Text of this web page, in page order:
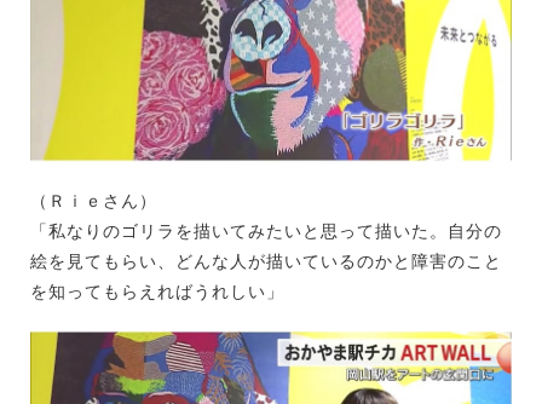
（Ｒｉｅさん）
「私なりのゴリラを描いてみたいと思って描いた。自分の
絵を見てもらい、どんな人が描いているのかと障害のこと
を知ってもらえればうれしい」